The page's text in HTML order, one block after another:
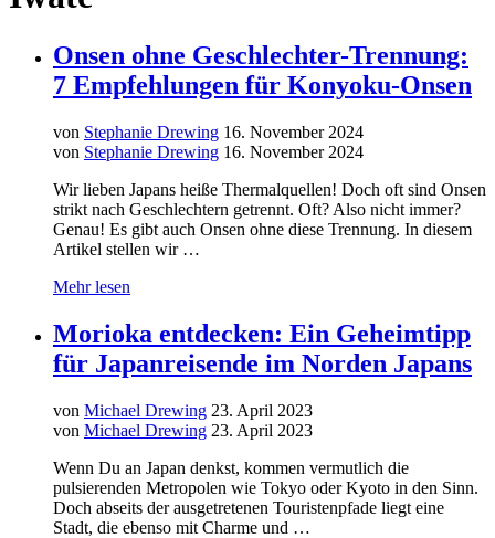
Onsen ohne Geschlechter-Trennung:
7 Empfehlungen für Konyoku-Onsen
von Stephanie Drewing 16. November 2024
von Stephanie Drewing 16. November 2024
Wir lieben Japans heiße Thermalquellen! Doch oft sind Onsen
strikt nach Geschlechtern getrennt. Oft? Also nicht immer?
Genau! Es gibt auch Onsen ohne diese Trennung. In diesem
Artikel stellen wir …
Mehr lesen
Morioka entdecken: Ein Geheimtipp
für Japanreisende im Norden Japans
von Michael Drewing 23. April 2023
von Michael Drewing 23. April 2023
Wenn Du an Japan denkst, kommen vermutlich die
pulsierenden Metropolen wie Tokyo oder Kyoto in den Sinn.
Doch abseits der ausgetretenen Touristenpfade liegt eine
Stadt, die ebenso mit Charme und …